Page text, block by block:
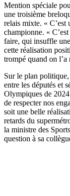
Mention spéciale
une troisième
relais mixte. « C’est
championne. «
faire, qui insuffle
cette réalisation
trompé quand on l’a
Sur le plan
entre les députés et
Olympiques de
de respecter nos
soit une belle
retards du
la ministre des
question à sa